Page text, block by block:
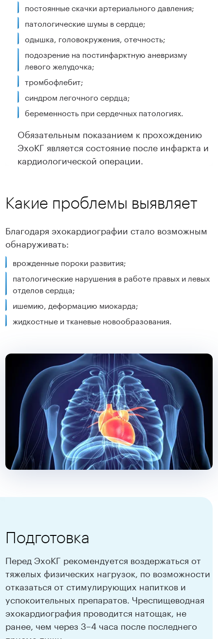
постоянные скачки артериального давления;
патологические шумы в сердце;
одышка, головокружения, отечность;
подозрение на постинфарктную аневризму
левого желудочка;
тромбофлебит;
синдром легочного сердца;
беременность при сердечных патологиях.
Обязательным показанием к прохождению
ЭхоКГ является состояние после инфаркта и
кардиологической операции.
Какие проблемы выявляет
Благодаря эхокардиографии стало возможным
обнаруживать:
врожденные пороки развития;
патологические нарушения в работе правых и левых
отделов сердца;
ишемию, деформацию миокарда;
жидкостные и тканевые новообразования.
Подготовка
Перед ЭхоКГ рекомендуется воздержаться от
тяжелых физических нагрузок, по возможности
отказаться от стимулирующих напитков и
успокоительных препаратов. Чреспищеводная
эхокардиография проводится натощак, не
ранее, чем через 3–4 часа после последнего